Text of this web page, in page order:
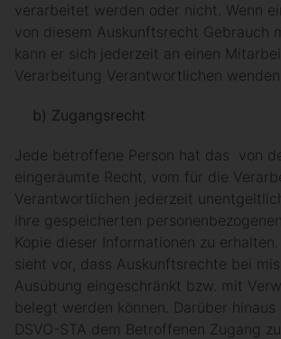
verarbeitet werden oder nicht. Wenn
von diesem Auskunftsrecht Gebrauch
kann er sich jederzeit an einen
Verarbeitung Verantwortlichen
b) Zugangsrecht
Jede betroffene Person hat das von
eingeräumte Recht, vom für die
Verantwortlichen jederzeit
ihre gespeicherten
Kopie dieser Informationen zu erhalten.
sieht vor, dass Auskunftsrechte bei
Ausübung eingeschränkt bzw. mit
belegt werden können. Darüber
DSVO-STA dem Betroffenen Zugang